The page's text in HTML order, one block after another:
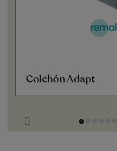
Colchón Adapt